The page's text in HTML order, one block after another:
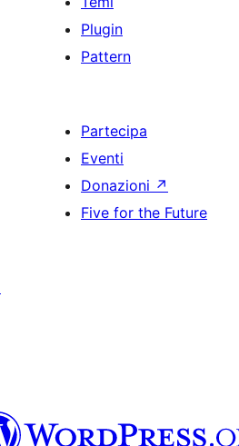
Plugin
Pattern
Partecipa
Eventi
Donazioni ↗
Five for the Future